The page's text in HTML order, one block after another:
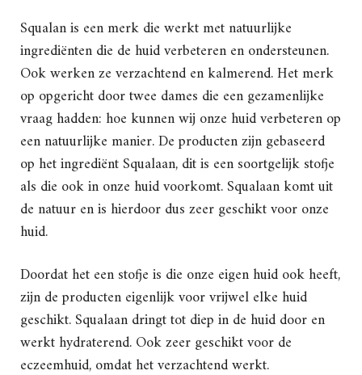
Squalan is een merk die werkt met natuurlijke
ingrediënten die de huid verbeteren en ondersteunen.
Ook werken ze verzachtend en kalmerend. Het merk
op opgericht door twee dames die een gezamenlijke
vraag hadden: hoe kunnen wij onze huid verbeteren op
een natuurlijke manier. De producten zijn gebaseerd
op het ingrediënt Squalaan, dit is een soortgelijk stofje
als die ook in onze huid voorkomt. Squalaan komt uit
de natuur en is hierdoor dus zeer geschikt voor onze
huid.
Doordat het een stofje is die onze eigen huid ook heeft,
zijn de producten eigenlijk voor vrijwel elke huid
geschikt. Squalaan dringt tot diep in de huid door en
werkt hydraterend. Ook zeer geschikt voor de
eczeemhuid, omdat het verzachtend werkt.